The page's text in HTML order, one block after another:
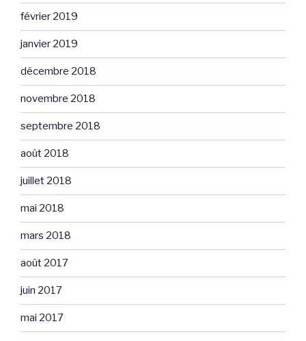
février 2019
janvier 2019
décembre 2018
novembre 2018
septembre 2018
août 2018
juillet 2018
mai 2018
mars 2018
août 2017
juin 2017
mai 2017